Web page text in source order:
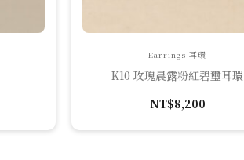
Earrings 耳環
K10 玫瑰晨露粉紅碧璽耳環
NT$8,200